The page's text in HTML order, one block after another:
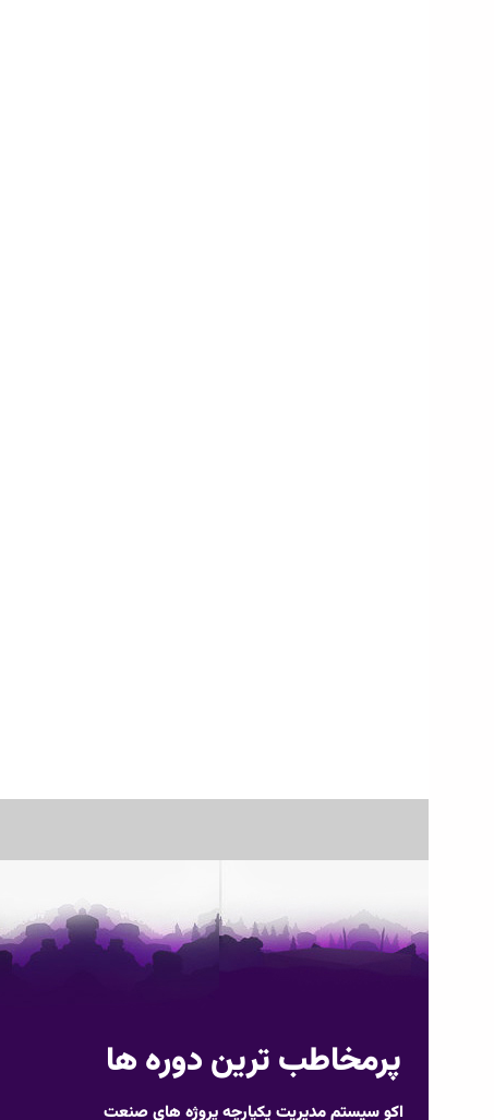
پرمخاطب ترین دوره ها
اکو سیستم مدیریت یکپارچه پروژه های صنعت